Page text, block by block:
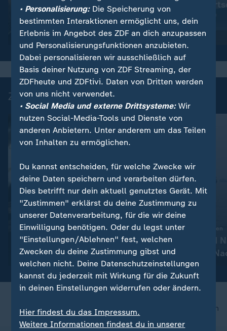
Immer mehr Brauereien
müssen schließen
Video1:33
"Deutsche
sich robuster"
Video1:06
Zuletzt auf ZDFheute veröffentlicht
Liveblog
Russland greift die Ukraine an:
Aktuelles zum Krieg in der
Ukraine
Liveblog
Aktuelle Entwicklungen
Iran-Krieg und
Konflikt: Alle
Liveblog
nach oben
• Personalisierung:Die Speicherung von
bestimmten Interaktionen ermöglicht uns, dein
Erlebnis im Angebot des ZDF an dich anzupassen
und Personalisierungsfunktionen anzubieten.
Dabei personalisieren wir ausschließlich auf
Basis deiner Nutzung von ZDF Streaming, der
ZDFheute und ZDFtivi. Daten von Dritten werden
von uns nicht verwendet.
• Social Media und externe Drittsysteme:Wir
nutzen Social-Media-Tools und Dienste von
anderen Anbietern. Unter anderem um das Teilen
von Inhalten zu ermöglichen.
Du kannst entscheiden, für welche Zwecke wir
deine Daten speichern und verarbeiten dürfen.
Dies betrifft nur dein aktuell genutztes Gerät. Mit
"Zustimmen" erklärst du deine Zustimmung zu
unserer Datenverarbeitung, für die wir deine
Einwilligung benötigen. Oder du legst unter
"Einstellungen/Ablehnen" fest, welchen
Zwecken du deine Zustimmung gibst und
welchen nicht. Deine Datenschutzeinstellungen
kannst du jederzeit mit Wirkung für die Zukunft
in deinen Einstellungen widerrufen oder ändern.
Hier findest du das Impressum.
Weitere Informationen findest du in unserer